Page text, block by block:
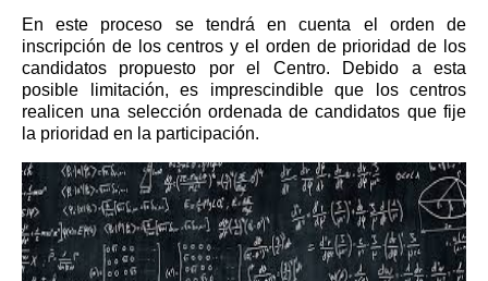
En este proceso se tendrá en cuenta el orden de
inscripción de los centros y el orden de prioridad de los
candidatos propuesto por el Centro. Debido a esta
posible limitación, es imprescindible que los centros
realicen una selección ordenada de candidatos que fije
la prioridad en la participación.